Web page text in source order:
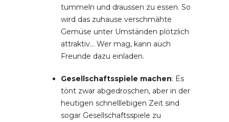
tummeln und draussen zu essen. So
wird das zuhause verschmähte
Gemüse unter Umständen plötzlich
attraktiv… Wer mag, kann auch
Freunde dazu einladen.
Gesellschaftsspiele machen: Es
tönt zwar abgedroschen, aber in der
heutigen schnelllebigen Zeit sind
sogar Gesellschaftsspiele zu